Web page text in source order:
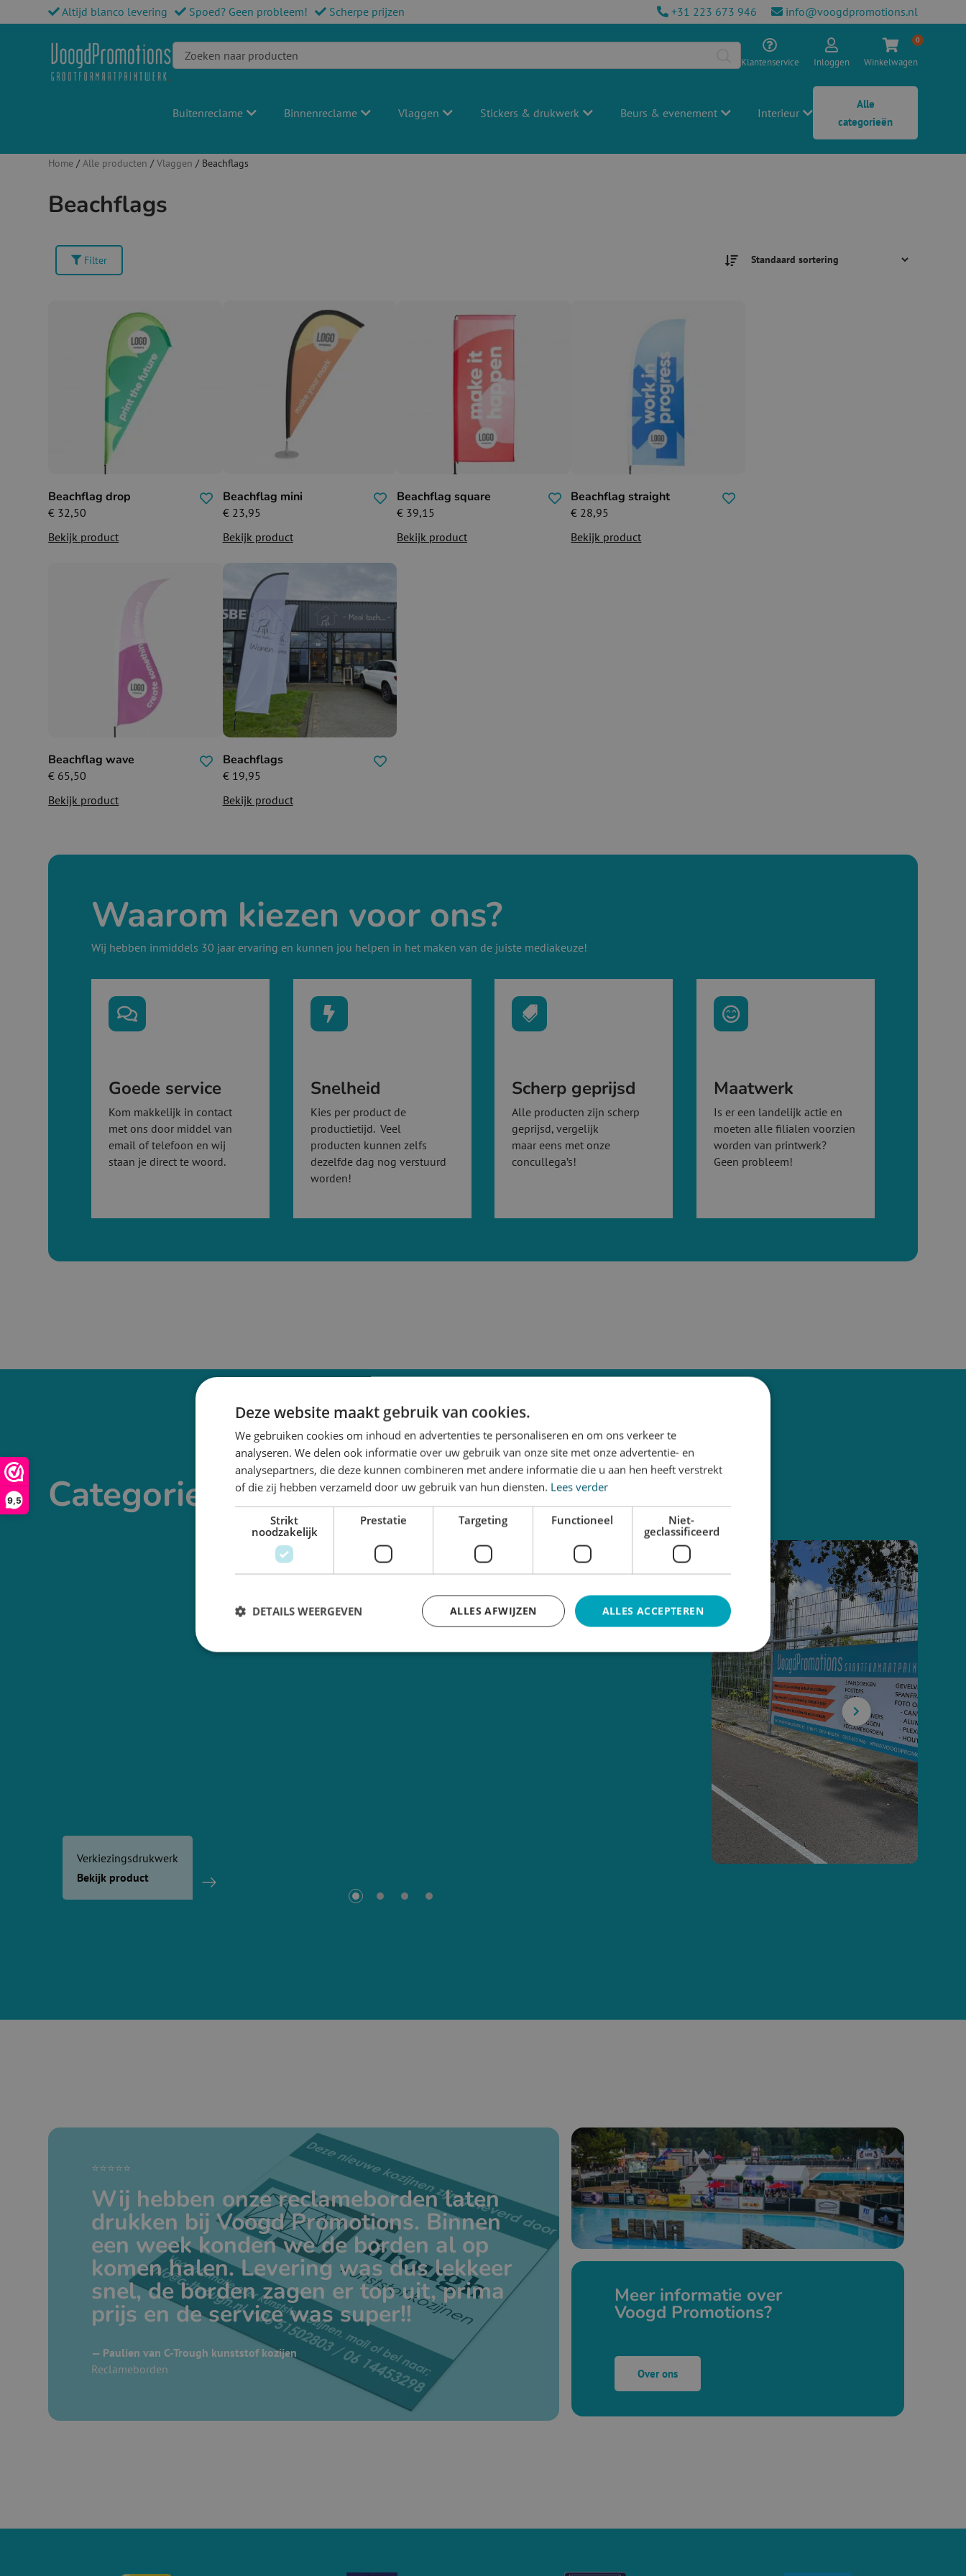
9,5
Altijd blanco levering Spoed? Geen probleem! Scherpe prijzen +31 223 673 946 info@voogdpromotions.nl
Klantenservice Inloggen Winkelwagen
0
Buitenreclame Binnenreclame Vlaggen Stickers & drukwerk Beurs & evenement Interieur
Alle
categorieën
Home / Alle producten /Vlaggen / Beachflags
Beachflags
Filter
Beachflag drop
€ 32,50
Bekijk product
Beachflag mini
€23,95
Bekijk product
Beachflag square
€39,15
Bekijk product
Beachflag straight
€ 28,95
Bekijk product
Beachflag wave
€ 65,50
Bekijk product
Beachflags
€19,95
Bekijk product
Waarom kiezen voor ons?
Wij hebben inmiddels 30 jaar ervaring en kunnen jou helpen in het maken van de juiste mediakeuze!

Goede service
Kom makkelijk in contact
met ons door middel van
email of telefoon en wij
staan je direct te woord.

Snelheid
Kies per product de
productietijd. Veel
producten kunnen zelfs
dezelfde dag nog verstuurd
worden!

Scherp geprijsd
Alle producten zijn scherp
geprijsd, vergelijk
maar eens met onze
concullega’s!

Maatwerk
Is er een landelijk actie en
moeten alle filialen voorzien
worden van printwerk?
Geen probleem!
Categorieën
Verkiezingsdrukwerk
Bekijk product
⭐⭐⭐⭐⭐
Wij hebben onze reclameborden laten
drukken bij Voogd Promotions. Binnen
een week konden we de borden al op
komen halen. Levering was dus lekkeer
snel, de borden zagen er top uit, prima
prijs en de service was super!!
— Paulien van C-Trough kunststof kozijen
Reclameborden
Meer informatie over
Voogd Promotions?
Over ons
Deze website maakt gebruik van cookies.
We gebruiken cookies om inhoud en advertenties te personaliseren en om ons verkeer te
analyseren. We delen ook informatie over uw gebruik van onze site met onze advertentie- en
analysepartners, die deze kunnen combineren met andere informatie die u aan hen heeft verstrekt
of die zij hebben verzameld door uw gebruik van hun diensten. Lees verder
Strikt
noodzakelijk
Prestatie Targeting Functioneel
Niet-
geclassificeerd
ALLES ACCEPTEREN
ALLES AFWIJZEN
DETAILS WEERGEVEN